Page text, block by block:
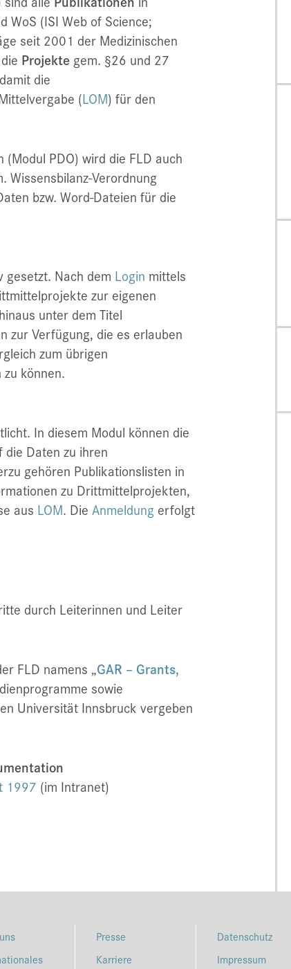
WoS (ISI Web of Science;
seit 2001 der Medizinischen
Projekte gem. §26 und 27
die
(LOM) für den
PDO) wird die FLD auch
Wissensbilanz-Verordnung
bzw. Word-Dateien für die
gesetzt. Nach dem Login mittels
zur eigenen
unter dem Titel
zur Verfügung, die es erlauben
zum übrigen
können.
In diesem Modul können die
die Daten zu ihren
gehören Publikationslisten in
zu Drittmittelprojekten,
aus LOM. Die Anmeldung erfolgt
durch Leiterinnen und Leiter
FLD namens „GAR – Grants,
sowie
Universität Innsbruck vergeben
1997 (im Intranet)
Presse
Karriere
Datenschutz
Impressum